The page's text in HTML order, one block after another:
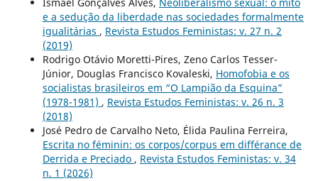
e a sedução da liberdade nas sociedades formalmente
igualitárias , Revista Estudos Feministas: v. 27 n. 2
(2019)
Rodrigo Otávio Moretti-Pires, Zeno Carlos Tesser-
Júnior, Douglas Francisco Kovaleski, Homofobia e os
socialistas brasileiros em “O Lampião da Esquina”
(1978-1981) , Revista Estudos Feministas: v. 26 n. 3
(2018)
José Pedro de Carvalho Neto, Élida Paulina Ferreira,
Escrita no féminin: os corpos/corpus em différance de
Derrida e Preciado , Revista Estudos Feministas: v. 34
n. 1 (2026)